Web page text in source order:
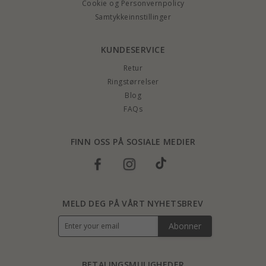
Cookie og Personvernpolicy
Samtykkeinnstillinger
KUNDESERVICE
Retur
Ringstørrelser
Blog
FAQs
FINN OSS PÅ SOSIALE MEDIER
MELD DEG PÅ VÅRT NYHETSBREV
Abonner